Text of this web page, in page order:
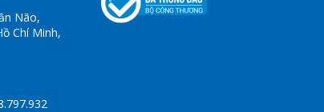
Não,
Chí Minh,